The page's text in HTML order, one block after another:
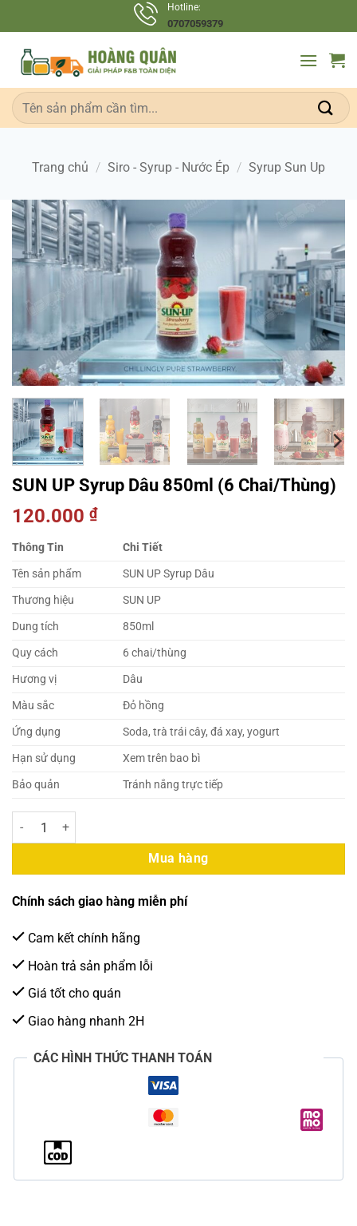
qua
dung
Hotline:
0707059379
Tìm
kiếm:
Trang chủ / Siro - Syrup - Nước Ép / Syrup Sun Up
SUN UP Syrup Dâu 850ml (6 Chai/Thùng)
120.000 ₫
Thông Tin
Chi Tiết
Tên sản phẩm
SUN UP Syrup Dâu
Thương hiệu
SUN UP
Dung tích
850ml
Quy cách
6 chai/thùng
Hương vị
Dâu
Màu sắc
Đỏ hồng
Ứng dụng
Soda, trà trái cây, đá xay, yogurt
Hạn sử dụng
Xem trên bao bì
Bảo quản
Tránh nắng trực tiếp
SUN UP Syrup Dâu 850ml (6 Chai/Thùng) số lượng
Mua hàng
Chính sách giao hàng miễn phí
Cam kết chính hãng
Hoàn trả sản phẩm lỗi
Giá tốt cho quán
Giao hàng nhanh 2H
CÁC HÌNH THỨC THANH TOÁN